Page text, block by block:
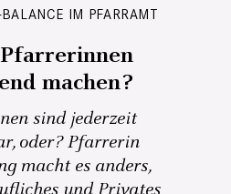
IM PFARRAMT
machen?
sind jederzeit
oder? Pfarrerin
macht es anders,